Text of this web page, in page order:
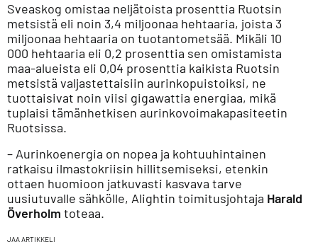
Sveaskog omistaa neljätoista prosenttia Ruotsin
metsistä eli noin 3,4 miljoonaa hehtaaria, joista 3
miljoonaa hehtaaria on tuotantometsää. Mikäli 10
000 hehtaaria eli 0,2 prosenttia sen omistamista
maa-alueista eli 0,04 prosenttia kaikista Ruotsin
metsistä valjastettaisiin aurinkopuistoiksi, ne
tuottaisivat noin viisi gigawattia energiaa, mikä
tuplaisi tämänhetkisen aurinkovoimakapasiteetin
Ruotsissa.
– Aurinkoenergia on nopea ja kohtuuhintainen
ratkaisu ilmastokriisin hillitsemiseksi, etenkin
ottaen huomioon jatkuvasti kasvava tarve
uusiutuvalle sähkölle, Alightin toimitusjohtaja Harald
Överholm toteaa.
JAA ARTIKKELI